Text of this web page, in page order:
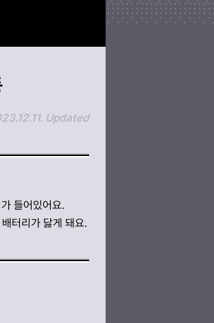
Updated
들어있어요.
터리가 닳게 돼요.